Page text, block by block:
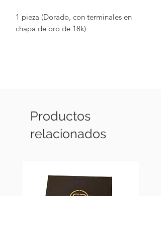
1 pieza (Dorado, con terminales en
chapa de oro de 18k)
Productos
relacionados